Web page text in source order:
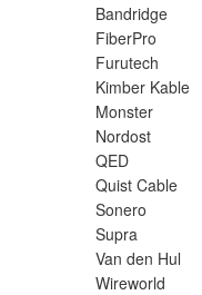
Bandridge
FiberPro
Furutech
Kimber Kable
Monster
Nordost
QED
Quist Cable
Sonero
Supra
Van den Hul
Wireworld